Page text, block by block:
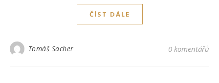
ČÍST DÁLE
Tomáš Sacher 0 komentářů